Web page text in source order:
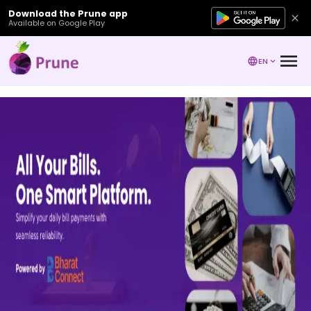
Download the Prune app
Available on Google Play
EN